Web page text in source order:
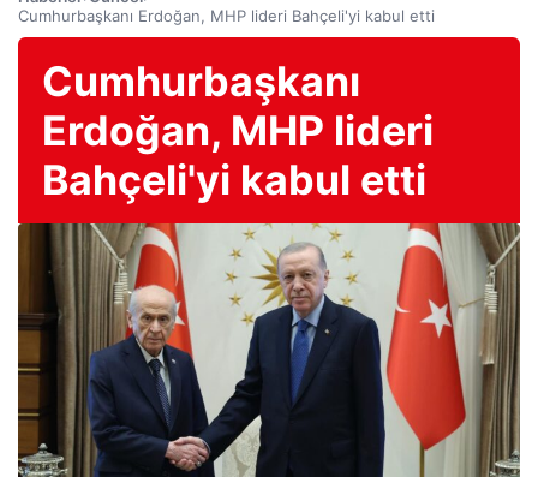
Cumhurbaşkanı Erdoğan, MHP lideri Bahçeli'yi kabul etti
Cumhurbaşkanı
Erdoğan, MHP lideri
Bahçeli'yi kabul etti